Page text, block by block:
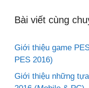
Bài viết cùng
Giới thiệu game
PES 2016)
Giới thiệu những